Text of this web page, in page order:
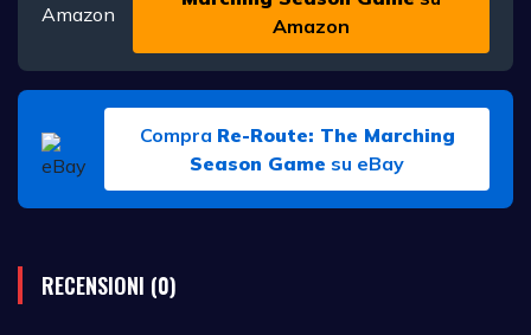
Amazon
Compra Re-Route: The Marching
Season Game su eBay
RECENSIONI (0)